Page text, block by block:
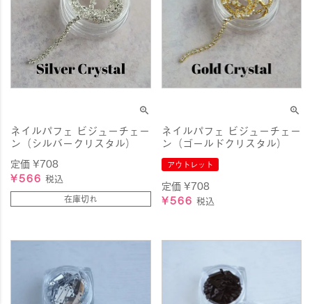
ネイルパフェ ビジューチェー
ン（シルバークリスタル）
定価¥708
¥566 税込
在庫切れ
ネイルパフェ ビジューチェー
ン（ゴールドクリスタル）
アウトレット
定価 ¥708
¥566 税込